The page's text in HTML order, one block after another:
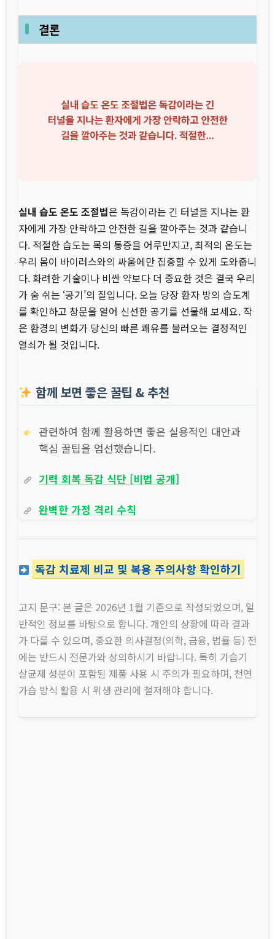
결론
실내 습도 온도 조절법은 독감이라는 긴 터널을 지나는 환
자에게 가장 안락하고 안전한 길을 깔아주는 것과 같습니
다. 적절한 습도는 목의 통증을 어루만지고, 최적의 온도는
우리 몸이 바이러스와의 싸움에만 집중할 수 있게 도와줍니
다. 화려한 기술이나 비싼 약보다 더 중요한 것은 결국 우리
가 숨 쉬는 ‘공기’의 질입니다. 오늘 당장 환자 방의 습도계
를 확인하고 창문을 열어 신선한 공기를 선물해 보세요. 작
은 환경의 변화가 당신의 빠른 쾌유를 불러오는 결정적인
열쇠가 될 것입니다.
함께 보면 좋은 꿀팁 & 추천
관련하여 함께 활용하면 좋은 실용적인 대안과
핵심 꿀팁을 엄선했습니다.
기력 회복 독감 식단 [비법 공개]
완벽한 가정 격리 수칙
독감 치료제 비교 및 복용 주의사항 확인하기
고지 문구: 본 글은 2026년 1월 기준으로 작성되었으며, 일
반적인 정보를 바탕으로 합니다. 개인의 상황에 따라 결과
가 다를 수 있으며, 중요한 의사결정(의학, 금융, 법률 등) 전
에는 반드시 전문가와 상의하시기 바랍니다. 특히 가습기
살균제 성분이 포함된 제품 사용 시 주의가 필요하며, 천연
가습 방식 활용 시 위생 관리에 철저해야 합니다.